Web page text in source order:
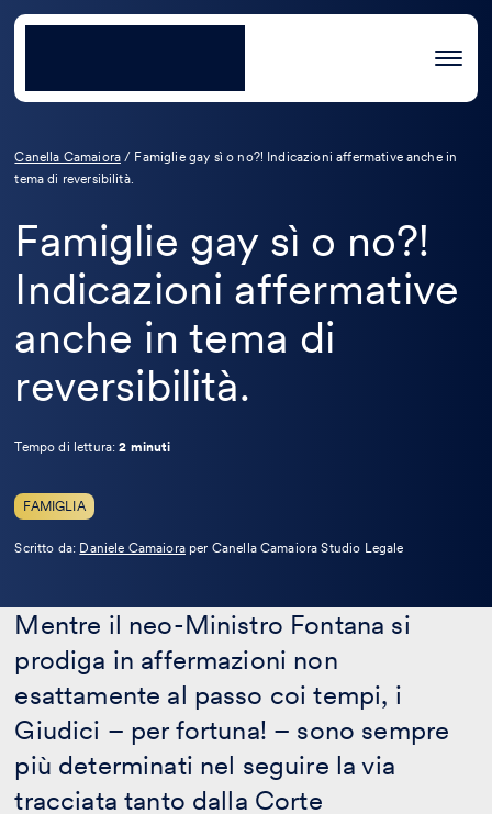
Canella Camaiora / Famiglie gay sì o no?! Indicazioni affermative anche in
tema di reversibilità.
Famiglie gay sì o no?!
Indicazioni affermative
anche in tema di
reversibilità.
Tempo di lettura:2 minuti
FAMIGLIA
Scritto da: Daniele CamaioraLeggi
per Canella Camaiora Studio Legale
Mentre il neo-Ministro Fontana si
prodiga in affermazioni non
esattamente al passo coi tempi, i
Giudici – per fortuna! – sono sempre
più determinati nel seguire la via
tracciata tanto dalla Corte